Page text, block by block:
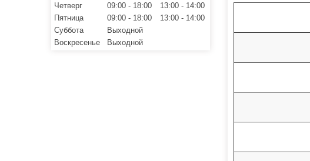
Четверг
09:00 18:00 13:00
14:00
Пятница
09:00 18:00 13:00
14:00
Суббота
Выходной
Воскресенье
Выходной